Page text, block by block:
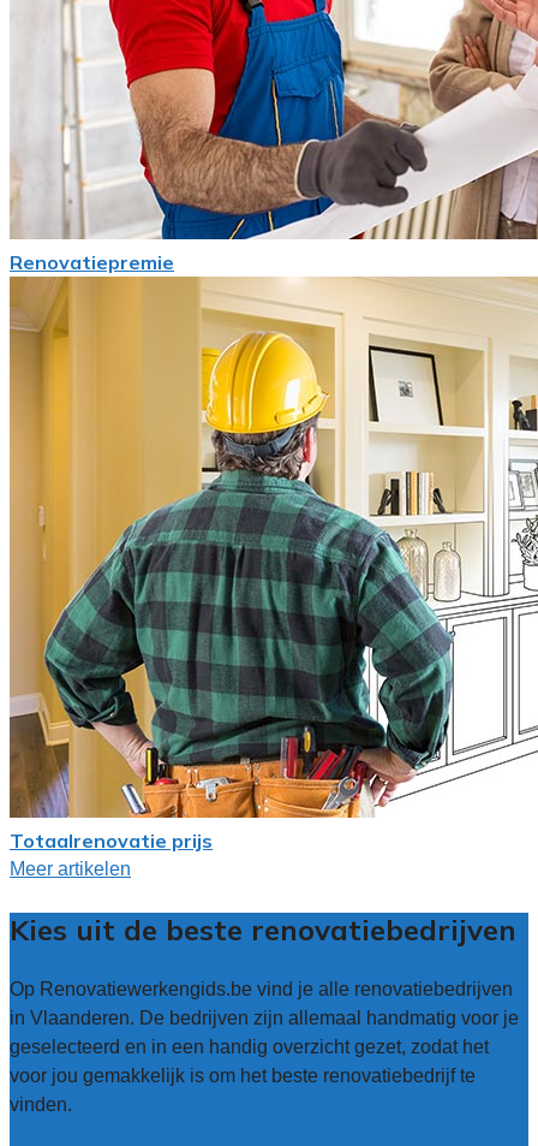
Renovatiepremie
Totaalrenovatie prijs
Meer artikelen
Kies uit de beste renovatiebedrijven
Op Renovatiewerkengids.be vind je alle renovatiebedrijven
in Vlaanderen. De bedrijven zijn allemaal handmatig voor je
geselecteerd en in een handig overzicht gezet, zodat het
voor jou gemakkelijk is om het beste renovatiebedrijf te
vinden.